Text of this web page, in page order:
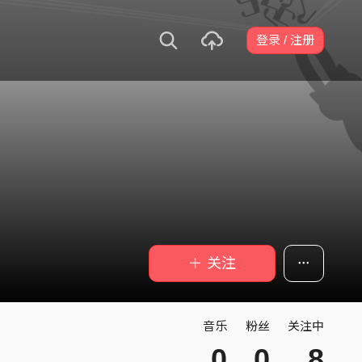
登录 / 注册
＋ 关注
音乐 粉丝 关注中